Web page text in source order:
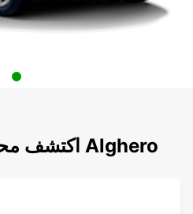
اكتشف محطاتنا الشهيرة حول Alghero